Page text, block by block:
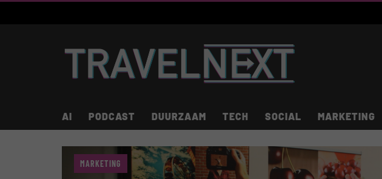
AI PODCAST DUURZAAM TECH SOCIAL MARKETING
MARKETING